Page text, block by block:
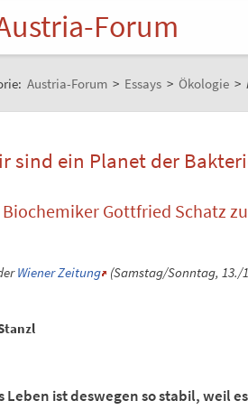
Forum
Austria-Forum > Essays > Ökologie >
sind ein Planet der
Biochemiker Gottfried Schatz
Wiener Zeitung
(Samstag/Sonntag, 13./
Leben ist deswegen so stabil, weil